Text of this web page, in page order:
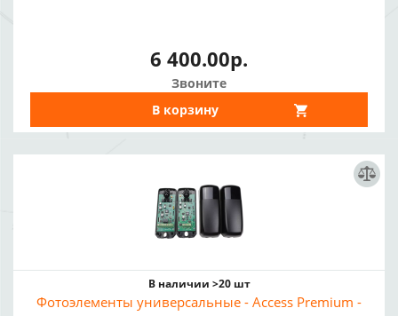
6 400.00р.
Звоните
В корзину
В наличии >20 шт
Фотоэлементы универсальные - Access Premium -